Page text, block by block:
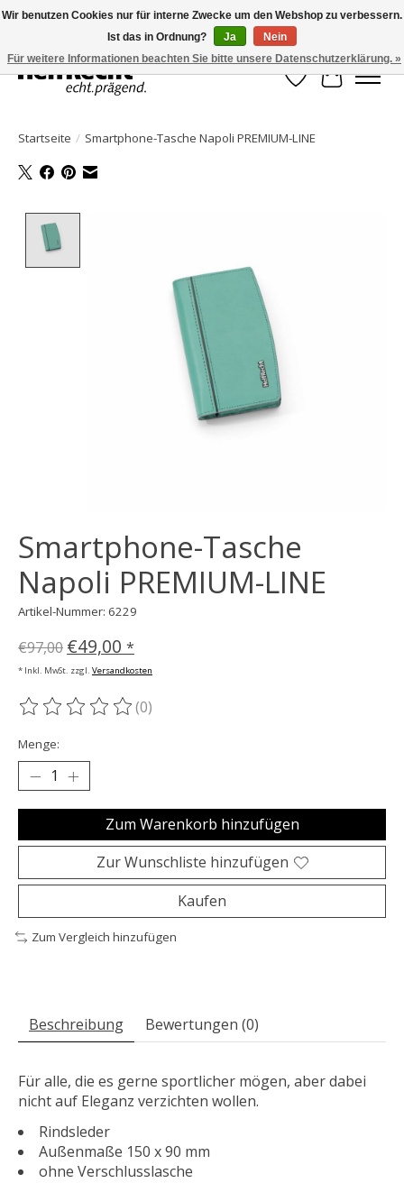
HelfRecht-Planer | Jahresaktualisierungen | Zubehör
Wunschzettel
Ihr
Startseite / Smartphone-Tasche Napoli PREMIUM-LINE
Smartphone-Tasche
Napoli PREMIUM-LINE
Artikel-Nummer: 6229
€97,00 €49,00 *
* Inkl. MwSt. zzgl. Versandkosten
Die Bewertung dieses Produkts ist
(0)
Menge:
Zum Warenkorb hinzufügen
Zur Wunschliste hinzufügen
Kaufen
Zum Vergleich hinzufügen
Beschreibung Bewertungen (0)
Für alle, die es gerne sportlicher mögen, aber dabei
nicht auf Eleganz verzichten wollen.
Rindsleder
Außenmaße 150 x 90 mm
ohne Verschlusslasche
Wir benutzen Cookies nur für interne Zwecke um den Webshop zu verbessern.
Ist das in Ordnung?
Ja
Nein
Für weitere Informationen beachten Sie bitte unsere Datenschutzerklärung. »